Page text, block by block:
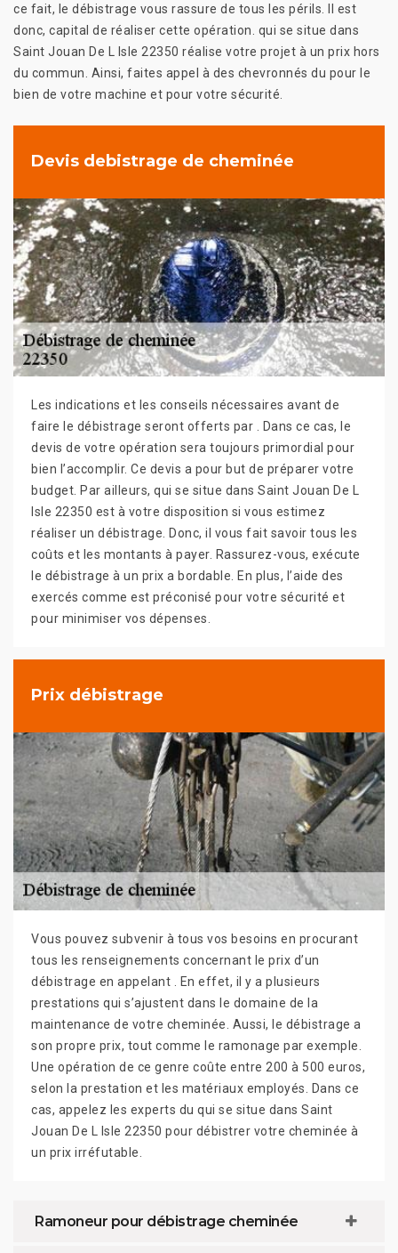
ce fait, le débistrage vous rassure de tous les périls. Il est
donc, capital de réaliser cette opération. qui se situe dans
Saint Jouan De L Isle 22350 réalise votre projet à un prix hors
du commun. Ainsi, faites appel à des chevronnés du pour le
bien de votre machine et pour votre sécurité.
Devis debistrage de cheminée
Les indications et les conseils nécessaires avant de
faire le débistrage seront offerts par . Dans ce cas, le
devis de votre opération sera toujours primordial pour
bien l’accomplir. Ce devis a pour but de préparer votre
budget. Par ailleurs, qui se situe dans Saint Jouan De L
Isle 22350 est à votre disposition si vous estimez
réaliser un débistrage. Donc, il vous fait savoir tous les
coûts et les montants à payer. Rassurez-vous, exécute
le débistrage à un prix a bordable. En plus, l’aide des
exercés comme est préconisé pour votre sécurité et
pour minimiser vos dépenses.
Prix débistrage
Vous pouvez subvenir à tous vos besoins en procurant
tous les renseignements concernant le prix d’un
débistrage en appelant . En effet, il y a plusieurs
prestations qui s’ajustent dans le domaine de la
maintenance de votre cheminée. Aussi, le débistrage a
son propre prix, tout comme le ramonage par exemple.
Une opération de ce genre coûte entre 200 à 500 euros,
selon la prestation et les matériaux employés. Dans ce
cas, appelez les experts du qui se situe dans Saint
Jouan De L Isle 22350 pour débistrer votre cheminée à
un prix irréfutable.
Ramoneur pour débistrage cheminée